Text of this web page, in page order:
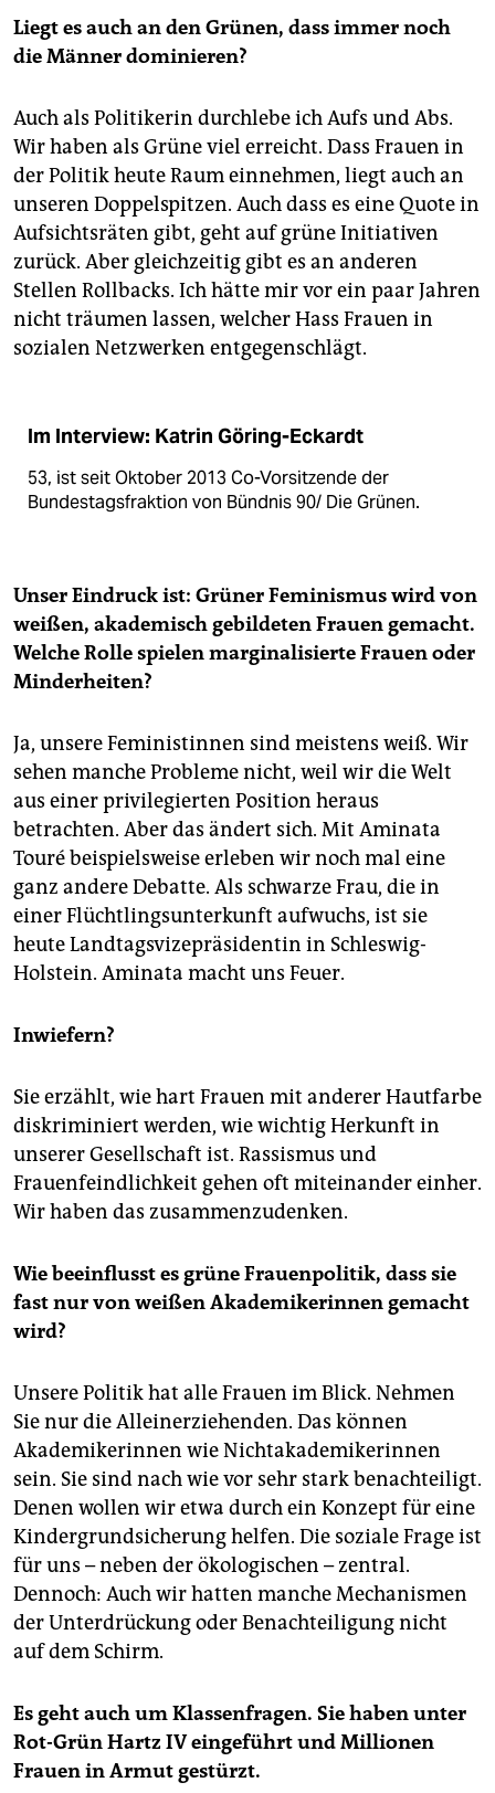
Liegt es auch an den Grünen, dass immer noch
die Männer dominieren?
Auch als Politikerin durchlebe ich Aufs und Abs.
Wir haben als Grüne viel erreicht. Dass Frauen in
der Politik heute Raum einnehmen, liegt auch an
unseren Doppelspitzen. Auch dass es eine Quote in
Aufsichtsräten gibt, geht auf grüne Initiativen
zurück. Aber gleichzeitig gibt es an anderen
Stellen Rollbacks. Ich hätte mir vor ein paar Jahren
nicht träumen lassen, welcher Hass Frauen in
sozialen Netzwerken entgegenschlägt.
Im Interview: Katrin Göring-Eckardt
53, ist seit Oktober 2013 Co-Vorsitzende der
Bundestagsfraktion von Bündnis 90/ Die Grünen.
Unser Eindruck ist: Grüner Feminismus wird von
weißen, akademisch gebildeten Frauen gemacht.
Welche Rolle spielen marginalisierte Frauen oder
Minderheiten?
Ja, unsere Feministinnen sind meistens weiß. Wir
sehen manche Probleme nicht, weil wir die Welt
aus einer privilegierten Position heraus
betrachten. Aber das ändert sich. Mit Aminata
Touré beispielsweise erleben wir noch mal eine
ganz andere Debatte. Als schwarze Frau, die in
einer Flüchtlingsunterkunft aufwuchs, ist sie
heute Landtagsvizepräsidentin in Schleswig-
Holstein. Aminata macht uns Feuer.
Inwiefern?
Sie erzählt, wie hart Frauen mit anderer Hautfarbe
diskriminiert werden, wie wichtig Herkunft in
unserer Gesellschaft ist. Rassismus und
Frauenfeindlichkeit gehen oft miteinander einher.
Wir haben das zusammenzudenken.
Wie beeinflusst es grüne Frauenpolitik, dass sie
fast nur von weißen Akademikerinnen gemacht
wird?
Unsere Politik hat alle Frauen im Blick. Nehmen
Sie nur die Alleinerziehenden. Das können
Akademikerinnen wie Nichtakademikerinnen
sein. Sie sind nach wie vor sehr stark benachteiligt.
Denen wollen wir etwa durch ein Konzept für eine
Kindergrundsicherung helfen. Die soziale Frage ist
für uns – neben der ökologischen – zentral.
Dennoch: Auch wir hatten manche Mechanismen
der Unterdrückung oder Benachteiligung nicht
auf dem Schirm.
Es geht auch um Klassenfragen. Sie haben unter
Rot-Grün Hartz IV eingeführt und Millionen
Frauen in Armut gestürzt.